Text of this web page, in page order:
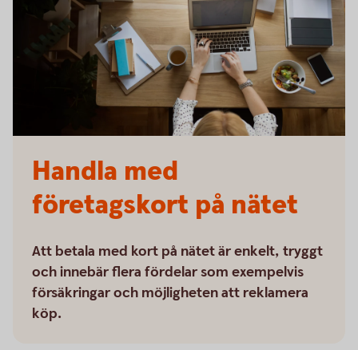
Handla med
företagskort på nätet
Att betala med kort på nätet är enkelt, tryggt
och innebär flera fördelar som exempelvis
försäkringar och möjligheten att reklamera
köp.